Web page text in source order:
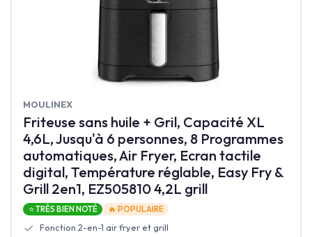
‎MOULINEX
Friteuse sans huile + Gril, Capacité XL
4,6L, Jusqu'à 6 personnes, 8 Programmes
automatiques, Air Fryer, Ecran tactile
digital, Température réglable, Easy Fry &
Grill 2en1, EZ505810 4,2L grill
⭐ TRÈS BIEN NOTÉ 🔥 POPULAIRE
Fonction 2-en-1 air fryer et grill